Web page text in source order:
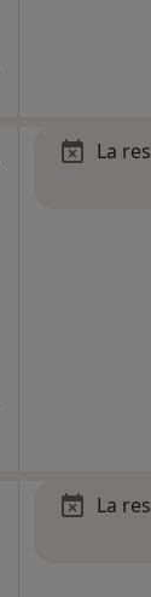
La
La